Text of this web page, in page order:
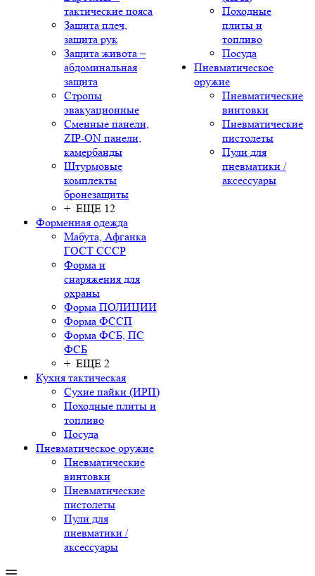
тактические пояса
Защита плеч,
защита рук
Защита живота –
абдоминальная
защита
Стропы
эвакуационные
Сменные панели,
ZIP-ON панели,
камербанды
Штурмовые
комплекты
бронезащиты
+ ЕЩЕ 12
Форменная одежда
Мабута, Афганка
ГОСТ СССР
Форма и
снаряжения для
охраны
Форма ПОЛИЦИИ
Форма ФССП
Форма ФСБ, ПС
ФСБ
+ ЕЩЕ 2
Кухня тактическая
Сухие пайки (ИРП)
Походные плиты и
топливо
Посуда
Пневматическое оружие
Пневматические
винтовки
Пневматические
пистолеты
Пули для
пневматики /
аксессуары
Походные
плиты и
топливо
Посуда
Пневматическое
оружие
Пневматические
винтовки
Пневматические
пистолеты
Пули для
пневматики /
аксессуары